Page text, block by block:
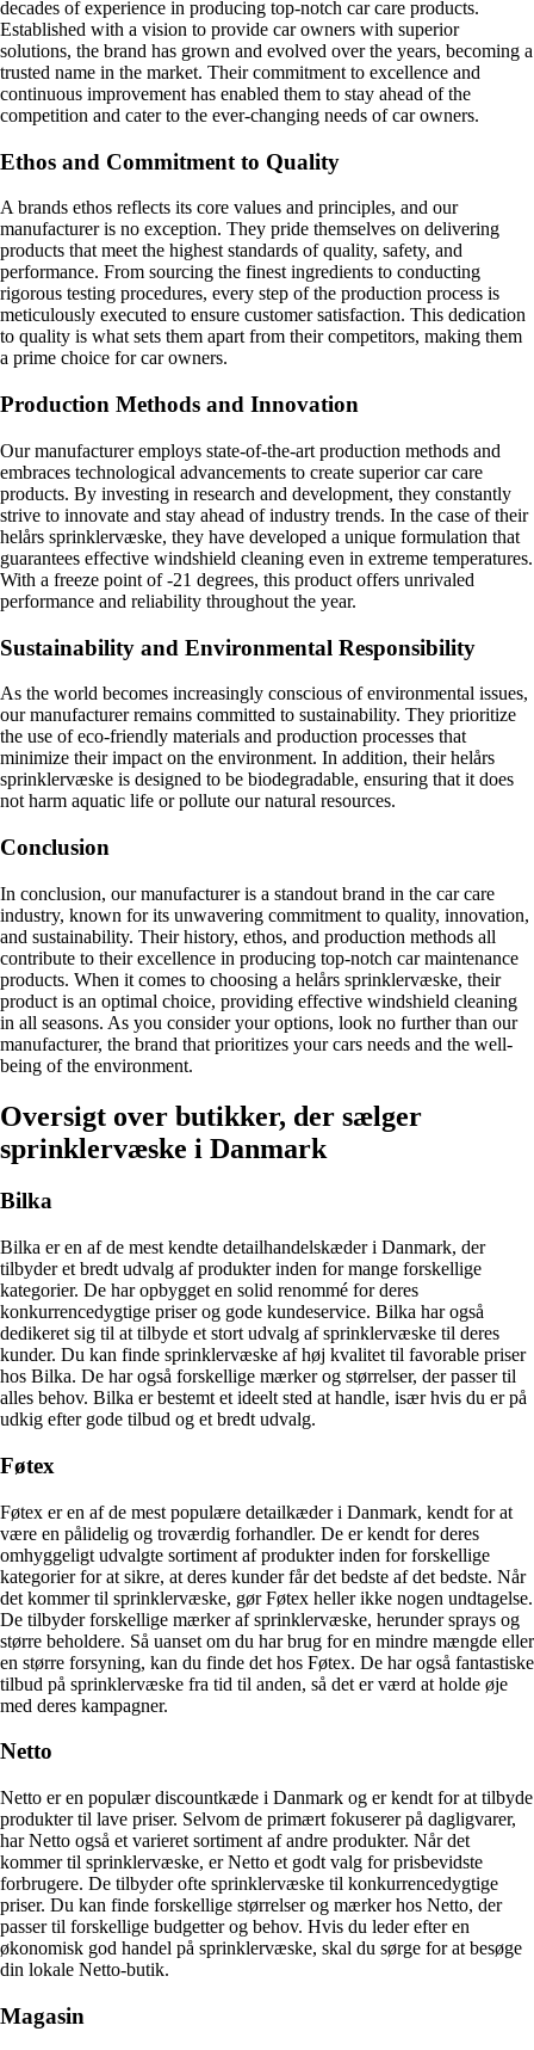
decades of experience in producing top-notch car care products.
Established with a vision to provide car owners with superior
solutions, the brand has grown and evolved over the years, becoming a
trusted name in the market. Their commitment to excellence and
continuous improvement has enabled them to stay ahead of the
competition and cater to the ever-changing needs of car owners.
Ethos and Commitment to Quality
A brands ethos reflects its core values and principles, and our
manufacturer is no exception. They pride themselves on delivering
products that meet the highest standards of quality, safety, and
performance. From sourcing the finest ingredients to conducting
rigorous testing procedures, every step of the production process is
meticulously executed to ensure customer satisfaction. This dedication
to quality is what sets them apart from their competitors, making them
a prime choice for car owners.
Production Methods and Innovation
Our manufacturer employs state-of-the-art production methods and
embraces technological advancements to create superior car care
products. By investing in research and development, they constantly
strive to innovate and stay ahead of industry trends. In the case of their
helårs sprinklervæske, they have developed a unique formulation that
guarantees effective windshield cleaning even in extreme temperatures.
With a freeze point of -21 degrees, this product offers unrivaled
performance and reliability throughout the year.
Sustainability and Environmental Responsibility
As the world becomes increasingly conscious of environmental issues,
our manufacturer remains committed to sustainability. They prioritize
the use of eco-friendly materials and production processes that
minimize their impact on the environment. In addition, their helårs
sprinklervæske is designed to be biodegradable, ensuring that it does
not harm aquatic life or pollute our natural resources.
Conclusion
In conclusion, our manufacturer is a standout brand in the car care
industry, known for its unwavering commitment to quality, innovation,
and sustainability. Their history, ethos, and production methods all
contribute to their excellence in producing top-notch car maintenance
products. When it comes to choosing a helårs sprinklervæske, their
product is an optimal choice, providing effective windshield cleaning
in all seasons. As you consider your options, look no further than our
manufacturer, the brand that prioritizes your cars needs and the well-
being of the environment.
Oversigt over butikker, der sælger
sprinklervæske i Danmark
Bilka
Bilka er en af de mest kendte detailhandelskæder i Danmark, der
tilbyder et bredt udvalg af produkter inden for mange forskellige
kategorier. De har opbygget en solid renommé for deres
konkurrencedygtige priser og gode kundeservice. Bilka har også
dedikeret sig til at tilbyde et stort udvalg af sprinklervæske til deres
kunder. Du kan finde sprinklervæske af høj kvalitet til favorable priser
hos Bilka. De har også forskellige mærker og størrelser, der passer til
alles behov. Bilka er bestemt et ideelt sted at handle, især hvis du er på
udkig efter gode tilbud og et bredt udvalg.
Føtex
Føtex er en af de mest populære detailkæder i Danmark, kendt for at
være en pålidelig og troværdig forhandler. De er kendt for deres
omhyggeligt udvalgte sortiment af produkter inden for forskellige
kategorier for at sikre, at deres kunder får det bedste af det bedste. Når
det kommer til sprinklervæske, gør Føtex heller ikke nogen undtagelse.
De tilbyder forskellige mærker af sprinklervæske, herunder sprays og
større beholdere. Så uanset om du har brug for en mindre mængde eller
en større forsyning, kan du finde det hos Føtex. De har også fantastiske
tilbud på sprinklervæske fra tid til anden, så det er værd at holde øje
med deres kampagner.
Netto
Netto er en populær discountkæde i Danmark og er kendt for at tilbyde
produkter til lave priser. Selvom de primært fokuserer på dagligvarer,
har Netto også et varieret sortiment af andre produkter. Når det
kommer til sprinklervæske, er Netto et godt valg for prisbevidste
forbrugere. De tilbyder ofte sprinklervæske til konkurrencedygtige
priser. Du kan finde forskellige størrelser og mærker hos Netto, der
passer til forskellige budgetter og behov. Hvis du leder efter en
økonomisk god handel på sprinklervæske, skal du sørge for at besøge
din lokale Netto-butik.
Magasin